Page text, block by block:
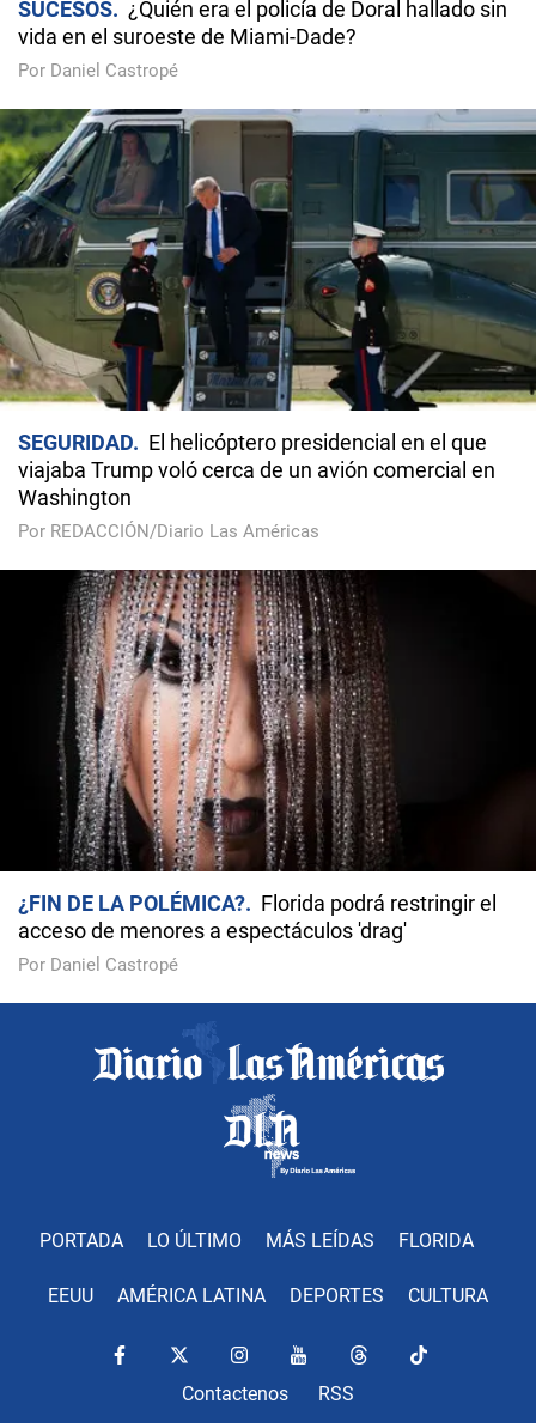
SUCESOS
¿Quién era el policía de Doral hallado sin
vida en el suroeste de Miami-Dade?
Por Daniel Castropé
SEGURIDAD
El helicóptero presidencial en el que
viajaba Trump voló cerca de un avión comercial en
Washington
Por REDACCIÓN/Diario Las Américas
¿FIN DE LA POLÉMICA?
Florida podrá restringir el
acceso de menores a espectáculos 'drag'
Por Daniel Castropé
PORTADA LO ÚLTIMO MÁS LEÍDAS FLORIDA
EEUU AMÉRICA LATINA DEPORTES CULTURA
Contactenos RSS